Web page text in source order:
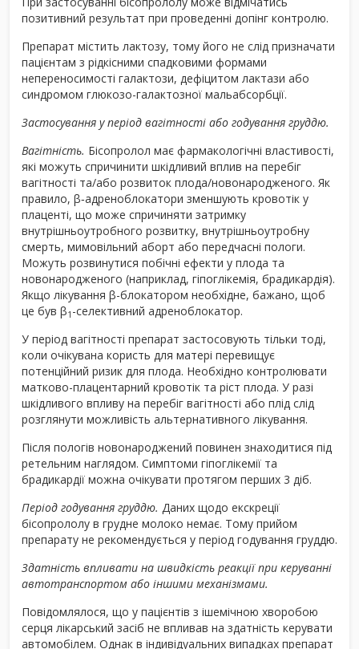
позитивний результат при проведенні допінг контролю.
Препарат містить лактозу, тому його не слід призначати
пацієнтам з рідкісними спадковими формами
непереносимості галактози, дефіцитом лактази або
синдромом глюкозо-галактозної мальабсорбції.
Застосування у період вагітності або годування груддю.
Вагітність. Бісопролол має фармакологічні властивості,
які можуть спричинити шкідливий вплив на перебіг
вагітності та/або розвиток плода/новонародженого. Як
правило, β‑адреноблокатори зменшують кровотік у
плаценті, що може спричиняти затримку
внутрішньоутробного розвитку, внутрішньоутробну
смерть, мимовільний аборт або передчасні пологи.
Можуть розвинутися побічні ефекти у плода та
новонародженого (наприклад, гіпоглікемія, брадикардія).
Якщо лікування β-блокатором необхідне, бажано, щоб
це був β1 -селективний адреноблокатор.
У період вагітності препарат застосовують тільки тоді,
коли очікувана користь для матері перевищує
потенційний ризик для плода. Необхідно контролювати
матково-плацентарний кровотік та ріст плода. У разі
шкідливого впливу на перебіг вагітності або плід слід
розглянути можливість альтернативного лікування.
Після пологів новонароджений повинен знаходитися під
ретельним наглядом. Симптоми гіпоглікемії та
брадикардії можна очікувати протягом перших 3 діб.
Період годування груддю. Даних щодо екскреції
бісопрололу в грудне молоко немає. Тому прийом
препарату не рекомендується у період годування груддю.
Здатність впливати на швидкість реакції при керуванні
автотранспортом або іншими механізмами.
Повідомлялося, що у пацієнтів з ішемічною хворобою
серця лікарський засіб не впливав на здатність керувати
автомобілем. Однак в індивідуальних випадках препарат